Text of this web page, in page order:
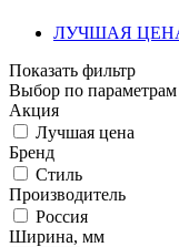
ЛУЧШАЯ
Показать фильтр
Выбор по параметрам
Акция
Лучшая цена
Бренд
Стиль
Производитель
Россия
Ширина, мм